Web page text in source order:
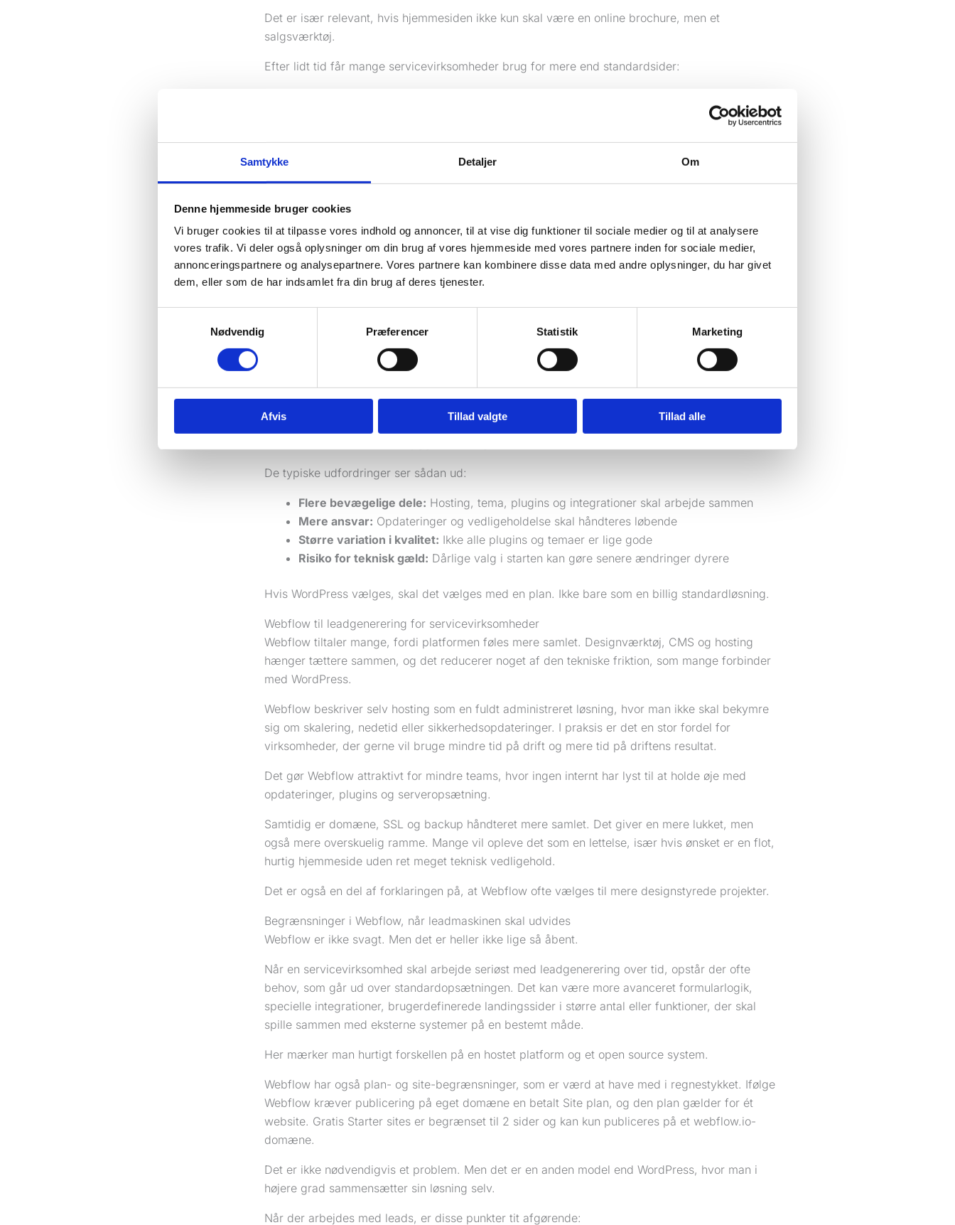
Samtykke Detaljer Om
Denne hjemmeside bruger cookies
Vi bruger cookies til at tilpasse vores indhold og annoncer, til at vise dig funktioner til sociale medier og til at analysere
vores trafik. Vi deler også oplysninger om din brug af vores hjemmeside med vores partnere inden for sociale medier,
annonceringspartnere og analysepartnere. Vores partnere kan kombinere disse data med andre oplysninger, du har givet
dem, eller som de har indsamlet fra din brug af deres tjenester.
Nødvendig
Præferencer Statistik Marketing
Afvis Tillad valgte Tillad alle
Det er især relevant, hvis hjemmesiden ikke kun skal være en online brochure, men et
salgsværktøj.
Efter lidt tid får mange servicevirksomheder brug for mere end standardsider:
integration til booking eller CRM
call trackingogkonverteringsmåling
Her er WordPress stærk, fordi platformen er lavet til udvidelser. WordPress.org oplyser, at det
officielle pluginbibliotek rummer over 63.000 gratis plugins. Det betyder ikke, at man skal
installere løs af dem. Det betyder, at sandsynligheden er høj for, at der allerede findes en
løsning, når behovet opstår.
Ulemper ved WordPress i praksis
Fleksibilitet har en pris.
WordPress kræver mere disciplin omkring drift. Hosting, SSL
, backup, opdateringer, sikkerhed
Hvis løsningen er sat dårligt op, kan det koste på både hastighed, stabilitet og sikkerhed.
Det er ofte her nogle virksomheder bliver trætte af WordPress, ikke fordi systemet er svagt,
De typiske udfordringer ser sådan ud:
Flere bevægelige dele: Hosting, tema, plugins og integrationer skal arbejde sammen
Mere ansvar: Opdateringer og vedligeholdelse skal håndteres løbende
Større variation i kvalitet: Ikke alle plugins og temaer er lige gode
Risiko for teknisk gæld: Dårlige valg i starten kan gøre senere ændringer dyrere
Hvis WordPress vælges, skal det vælges med en plan. Ikke bare som en billig standardløsning.
Webflow til leadgenerering for servicevirksomheder
Webflow tiltaler mange, fordi platformen føles mere samlet. Designværktøj, CMS og hosting
hænger tættere sammen, og det reducerer noget af den tekniske friktion, som mange forbinder
med WordPress.
Webflow beskriver selv hosting som en fuldt administreret løsning, hvor man ikke skal bekymre
sig om skalering, nedetid eller sikkerhedsopdateringer. I praksis er det en stor fordel for
virksomheder, der gerne vil bruge mindre tid på drift og mere tid på driftens resultat.
Det gør Webflow attraktivt for mindre teams, hvor ingen internt har lyst til at holde øje med
opdateringer, plugins og serveropsætning.
Samtidig er domæne, SSL og backup håndteret mere samlet. Det giver en mere lukket, men
også mere overskuelig ramme. Mange vil opleve det som en lettelse, især hvis ønsket er en flot,
hurtig hjemmeside uden ret meget teknisk vedligehold.
Det er også en del af forklaringen på, at Webflow ofte vælges til mere designstyrede projekter.
Begrænsninger i Webflow, når leadmaskinen skal udvides
Webflow er ikke svagt. Men det er heller ikke lige så åbent.
Når en servicevirksomhed skal arbejde seriøst med leadgenerering over tid, opstår der ofte
behov, som går ud over standardopsætningen. Det kan være more avanceret formularlogik,
specielle integrationer, brugerdefinerede landingssider i større antal eller funktioner, der skal
spille sammen med eksterne systemer på en bestemt måde.
Her mærker man hurtigt forskellen på en hostet platform og et open source system.
Webflow har også plan- og site-begrænsninger, som er værd at have med i regnestykket. Ifølge
Webflow kræver publicering på eget domæne en betalt Site plan, og den plan gælder for ét
website. Gratis Starter sites er begrænset til 2 sider og kan kun publiceres på et webflow.io-
domæne.
Det er ikke nødvendigvis et problem. Men det er en anden model end WordPress, hvor man i
højere grad sammensætter sin løsning selv.
Når der arbejdes med leads, er disse punkter tit afgørende: